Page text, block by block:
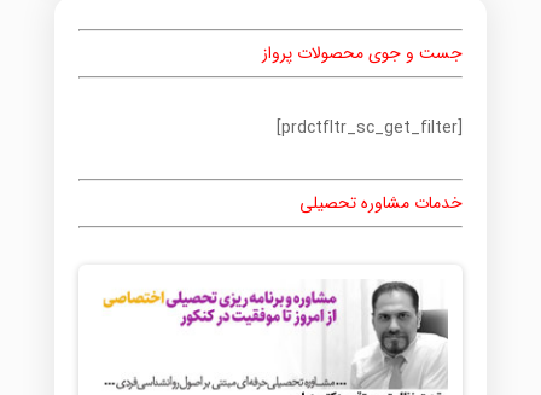
جست و جوی محصولات پرواز
[prdctfltr_sc_get_filter]
خدمات مشاوره تحصیلی